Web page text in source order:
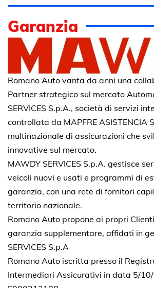
Garanzia
Romano Auto vanta da anni una
Partner strategico sul mercato
SERVICES S.p.A., società di servizi
controllata da MAPFRE ASISTENCIA
multinazionale di assicurazioni che
innovative sul mercato.
MAWDY SERVICES S.p.A. gestisce
veicoli nuovi e usati e programmi di
garanzia, con una rete di fornitori
territorio nazionale.
Romano Auto propone ai propri
garanzia supplementare, affidati in
SERVICES S.p.A
Romano Auto iscritta presso il
Intermediari Assicurativi in data 5/